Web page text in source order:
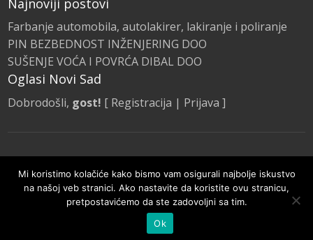
Najnoviji postovi
Farbanje automobila, autolakirer, lakiranje i poliranje
PIN BEZBEDNOST INŽENJERING DOO
SUŠENJE VOĆA I POVRĆA DIBAL DOO
Oglasi Novi Sad
Dobrodošli, gost! [ Registracija | Prijava ]
Pravila i smernice
© Oglasi Novi Sad 2020 | Sva prava zadržana.
Mi koristimo kolačiće kako bismo vam osigurali najbolje iskustvo
na našoj veb stranici. Ako nastavite da koristite ovu stranicu,
pretpostavićemo da ste zadovoljni sa tim.
Ok